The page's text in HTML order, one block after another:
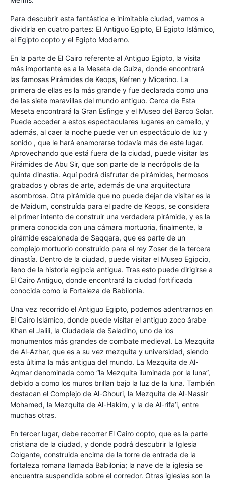
Para descubrir esta fantástica e inimitable ciudad, vamos a
dividirla en cuatro partes: El Antiguo Egipto, El Egipto Islámico,
el Egipto copto y el Egipto Moderno.
En la parte de El Cairo referente al Antiguo Egipto, la visita
más importante es a la Meseta de Guiza, donde encontrará
las famosas Pirámides de Keops, Kefren y Micerino. La
primera de ellas es la más grande y fue declarada como una
de las siete maravillas del mundo antiguo. Cerca de Esta
Meseta encontrará la Gran Esfinge y el Museo del Barco Solar.
Puede acceder a estos espectaculares lugares en camello, y
además, al caer la noche puede ver un espectáculo de luz y
sonido , que le hará enamorarse todavía más de este lugar.
Aprovechando que está fuera de la ciudad, puede visitar las
Pirámides de Abu Sir, que son parte de la necrópolis de la
quinta dinastía. Aquí podrá disfrutar de pirámides, hermosos
grabados y obras de arte, además de una arquitectura
asombrosa. Otra pirámide que no puede dejar de visitar es la
de Maidum, construída para el padre de Keops, se considera
el primer intento de construir una verdadera pirámide, y es la
primera conocida con una cámara mortuoria, finalmente, la
pirámide escalonada de Saqqara, que es parte de un
complejo mortuorio construido para el rey Zoser de la tercera
dinastía. Dentro de la ciudad, puede visitar el Museo Egipcio,
lleno de la historia egipcia antigua. Tras esto puede dirigirse a
El Cairo Antiguo, donde encontrará la ciudad fortificada
conocida como la Fortaleza de Babilonia.
Una vez recorrido el Antiguo Egipto, podemos adentrarnos en
El Cairo Islámico, donde puede visitar el antiguo zoco árabe
Khan el Jalili, la Ciudadela de Saladino, uno de los
monumentos más grandes de combate medieval. La Mezquita
de Al-Azhar, que es a su vez mezquita y universidad, siendo
esta última la más antigua del mundo. La Mezquita de Al-
Aqmar denominada como “la Mezquita iluminada por la luna”,
debido a como los muros brillan bajo la luz de la luna. También
destacan el Complejo de Al-Ghouri, la Mezquita de Al-Nassir
Mohamed, la Mezquita de Al-Hakim, y la de Al-rifa’i, entre
muchas otras.
En tercer lugar, debe recorrer El Cairo copto, que es la parte
cristiana de la ciudad, y donde podrá descubrir la Iglesia
Colgante, construida encima de la torre de entrada de la
fortaleza romana llamada Babilonia; la nave de la iglesia se
encuentra suspendida sobre el corredor. Otras iglesias son la